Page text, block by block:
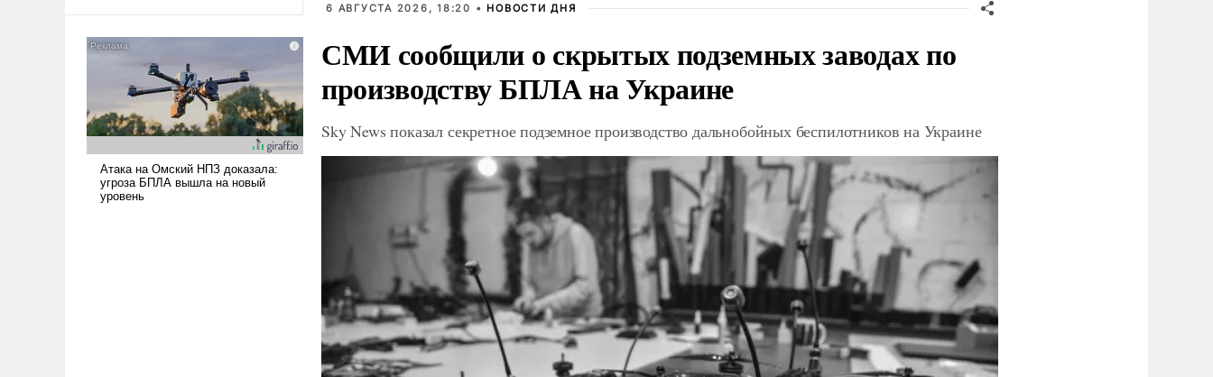
Сложившаяся ситуация
означает многолетний период
уязвимости США, например,
перед Китаем.
6 АВГУСТА 2026, 18:20 • НОВОСТИ ДНЯ
СМИ сообщили о скрытых подземных заводах по
производству БПЛА на Украине
Sky News показал секретное подземное производство дальнобойных беспилотников на Украине